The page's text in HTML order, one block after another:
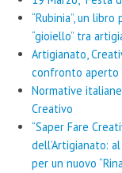
“Rubinia”, un
“gioiello” tra
Artigianato,
confronto aperto
Normative
Creativo
“Saper Fare
dell’Artigianato:
per un nuovo